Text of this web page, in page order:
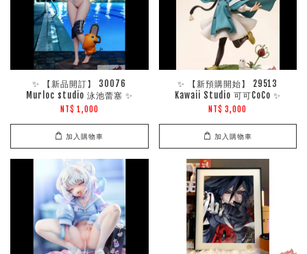
✨ 【新品開訂】 30076
Murloc studio 泳池蕾塞 ✨
NT$ 1,000
加入購物車
✨ 【新預購開始】 29513
Kawaii Studio 可可CoCo ✨
NT$ 3,000
加入購物車